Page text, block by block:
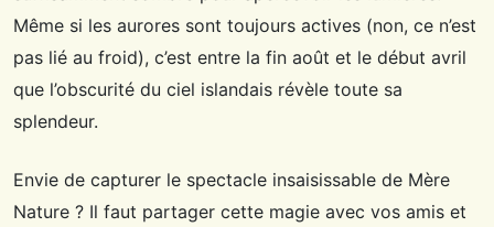
Même si les aurores sont toujours actives (non, ce n’est
pas lié au froid), c’est entre la fin août et le début avril
que l’obscurité du ciel islandais révèle toute sa
splendeur.
Envie de capturer le spectacle insaisissable de Mère
Nature ? Il faut partager cette magie avec vos amis et